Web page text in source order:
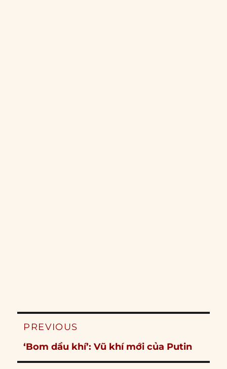
Post
PREVIOUS
Previous
post:
‘Bom dầu khí’: Vũ khí mới của Putin